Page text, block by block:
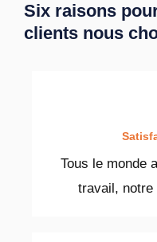
Six raisons
clients nous
Tous le monde
travail,